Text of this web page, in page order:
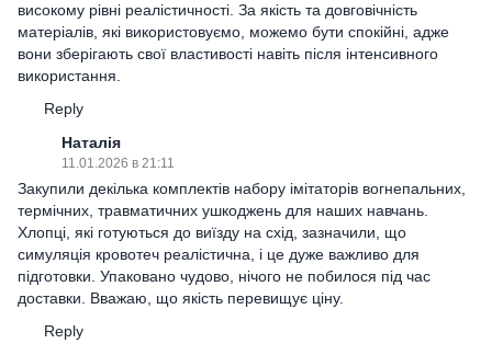
високому рівні реалістичності. За якість та довговічність
матеріалів, які використовуємо, можемо бути спокійні, адже
вони зберігають свої властивості навіть після інтенсивного
використання.
Reply
Наталія
11.01.2026 в 21:11
Закупили декілька комплектів набору імітаторів вогнепальних,
термічних, травматичних ушкоджень для наших навчань.
Хлопці, які готуються до виїзду на схід, зазначили, що
симуляція кровотеч реалістична, і це дуже важливо для
підготовки. Упаковано чудово, нічого не побилося під час
доставки. Вважаю, що якість перевищує ціну.
Reply